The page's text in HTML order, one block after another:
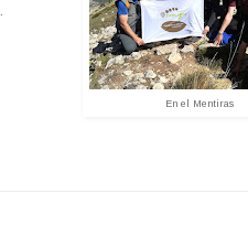
En el Mentiras